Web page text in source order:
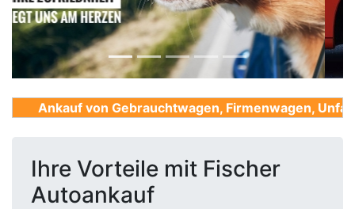
Ankauf von Gebrauchtwagen, Firmenwagen,
Ihre Vorteile mit Fischer
Autoankauf